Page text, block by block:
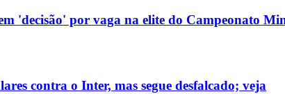
'decisão' por vaga na elite do Campeonato
contra o Inter, mas segue desfalcado; veja